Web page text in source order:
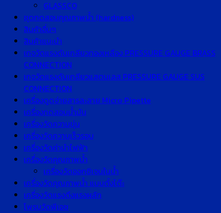
GLASSCO
ชุดทดสอบคุณภาพน้ำ (hardness)
สินค้าอื่นๆ
สินค้าแนะนำ
เกจวัดแรงดันเกลียวทองเหลือง PRESSURE GAUGE BRASS
CONNECTION
เกจวัดแรงดันเกลียวแสตนเลส PRESSURE GAUGE SUS
CONNECTION
เครื่องดูดจ่ายสารละลาย Micro Pipette
เครื่องทดสอบน้ำมัน
เครื่องวัดความขุ่น
เครื่องวัดความเร็วรอบ
เครื่องวัดค่านำไฟฟ้า
เครื่องวัดคุณภาพน้ำ
เครื่องวัดออกซิเจนในน้ำ
เครื่องวัดคุณภาพน้ำ แบบตั้งโต๊ะ
เครื่องวัดแรงดึงแรงผลัก
โพรบวัดพีเอช